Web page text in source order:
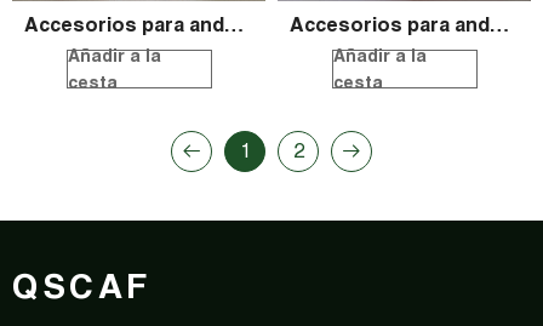
Accesorios para andamios
Añadir a la
cesta
Accesorios para andamios
Añadir a la
cesta
1 2
QSCAF